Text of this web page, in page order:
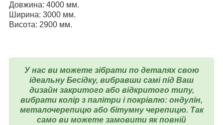
Довжина: 4000 мм.
Ширина: 3000 мм.
Висота: 2900 мм.
У нас ви можете зібрати по деталях свою
ідеальну Бесідку, вибравши самі під Ваш
дизайн закритого або відкритого типу,
вибрати колір з палітри і покрівлю: ондулін,
металочерепицю або бітумну черепицю. Так
само ви можете замовити як повній